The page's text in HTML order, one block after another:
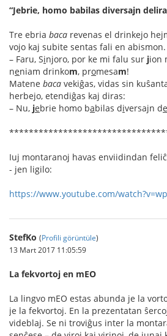
“Jebrie, homo babilas diversajn
Tre ebria baca revenas el drinkejo
vojo kaj subite sentas fali en
– Faru, Sinjoro, por ke mi falu sur jion
neniam drinkom, promesam!
Matene baca vekiĝas, vidas sin
herbejo, etendiĝas kaj diras:
– Nu, jebrie homo babilas diversajn de
Iuj montaranoj havas enviidindan
- jen ligilo:
https://www.youtube.com/
StefKo (Profili görüntüle)
13 Mart 2017 11:05:59
La fekvortoj en mEO
La lingvo mEO estas abunda je la
je la fekvortoj. En la prezentatan
videblaj. Se ni troviĝus inter la